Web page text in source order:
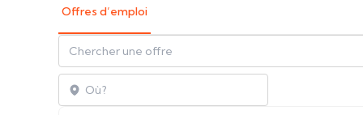
Offres d’emploi